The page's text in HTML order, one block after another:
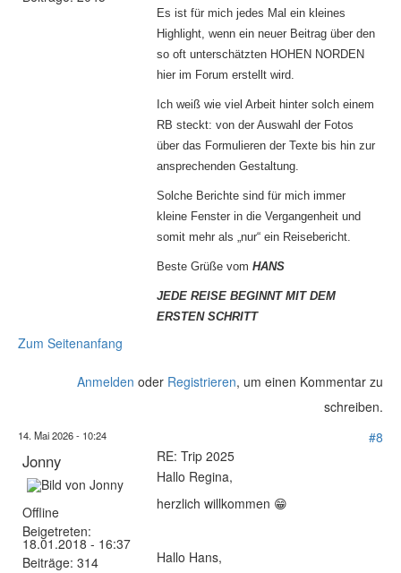
Es ist für mich jedes Mal ein kleines
Highlight, wenn ein neuer Beitrag über den
so oft unterschätzten HOHEN NORDEN
hier im Forum erstellt wird.
Ich weiß wie viel Arbeit hinter solch einem
RB steckt: von der Auswahl der Fotos
über das Formulieren der Texte bis hin zur
ansprechenden Gestaltung.
Solche Berichte sind für mich immer
kleine Fenster in die Vergangenheit und
somit mehr als „nur“ ein Reisebericht.
Beste Grüße vom HANS
JEDE REISE BEGINNT MIT DEM
ERSTEN SCHRITT
Zum Seitenanfang
Anmelden oder Registrieren, um einen Kommentar zu
schreiben.
14. Mai 2026 - 10:24 #8
Jonny
Offline
Beigetreten:
18.01.2018 - 16:37
Beiträge: 314
RE: Trip 2025
Hallo Regina,
herzlich willkommen 😁
Hallo Hans,